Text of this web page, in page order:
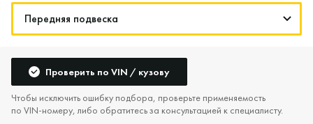
Проверить по VIN / кузову
Чтобы исключить ошибку подбора, проверьте применяемость
по VIN‑номеру, либо обратитесь за консультацией к специалисту.